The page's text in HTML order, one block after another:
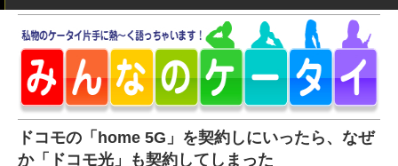
ドコモの「home 5G」を契約しにいったら、なぜ
か「ドコモ光」も契約してしまった